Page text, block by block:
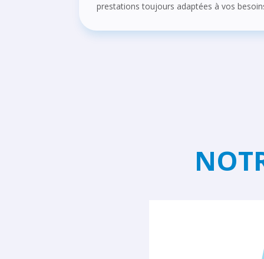
prestations toujours adaptées à vos